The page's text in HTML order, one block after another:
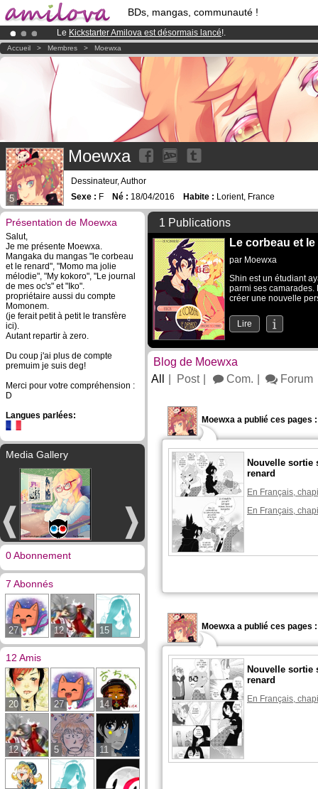
BDs, mangas, communauté !
Le Kickstarter Amilova est désormais lancé!.
Abonnement premium: à partir de3.95 eurospar mois !Clique ici
Déjà 100000membreset 1000BDs & Mangas!
Accueil > Membres > Moewxa
5
Moewxa
Dessinateur, Author
Sexe : F Né : 18/04/2016 Habite : Lorient, France
Présentation de Moewxa
Salut,
Je me présente Moewxa.
Mangaka du mangas "le corbeau
et le renard", "Momo ma jolie
mélodie", "My kokoro", "Le journal
de mes oc's" et "Iko".
propriétaire aussi du compte
Momonem.
(je ferait petit à petit le transfère
ici).
Autant repartir à zero.
Du coup j'ai plus de compte
premuim je suis deg!
Merci pour votre compréhension :
D
Langues parlées:
Media Gallery
0 Abonnement
7 Abonnés
27 12 15
12 Amis
20 27 14
12 5 11
1 Publications
Le corbeau et
par Moewxa
Shin est un étudiant
parmi ses camarades.
créer une nouvelle
Lire
Blog de Moewxa
All
Post Com. Forum
Moewxa a publié ces pages :
Nouvelle sortie
renard
En Français,
En Français,
Moewxa a publié ces pages :
Nouvelle sortie
renard
En Français,